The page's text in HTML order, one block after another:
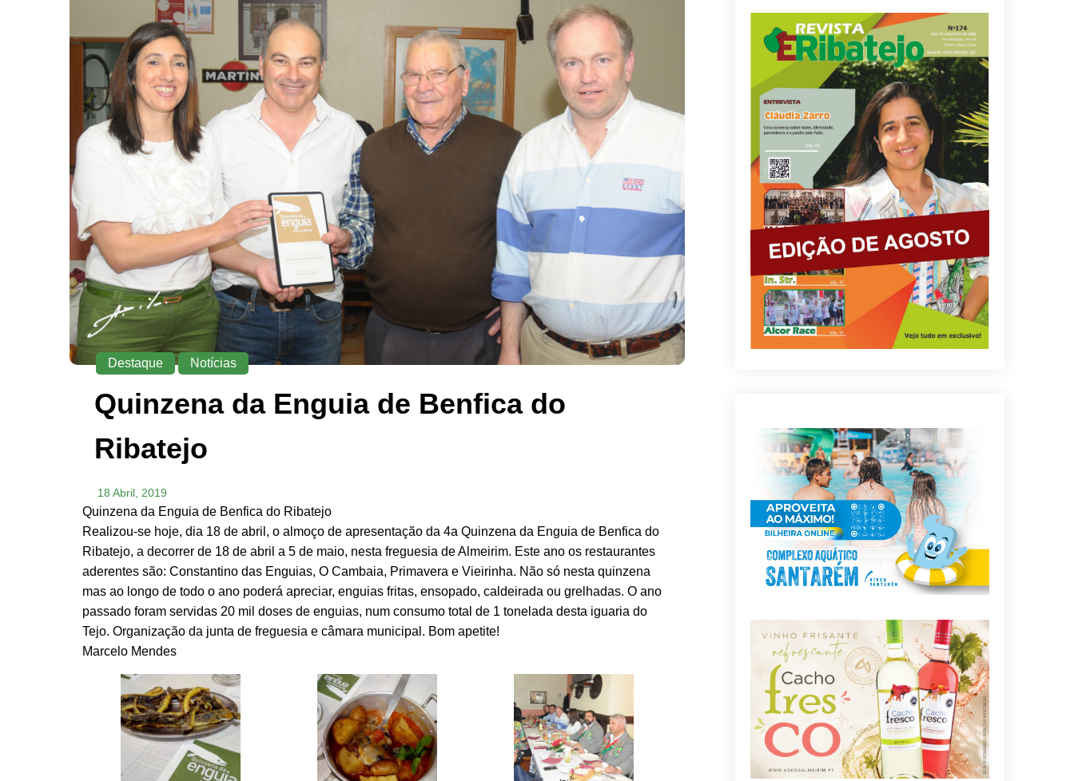
Destaque Notícias
Quinzena da Enguia de Benfica do
Ribatejo
18 Abril, 2019
Quinzena da Enguia de Benfica do Ribatejo
Realizou-se hoje, dia 18 de abril, o almoço de apresentação da 4a Quinzena da Enguia de Benfica do
Ribatejo, a decorrer de 18 de abril a 5 de maio, nesta freguesia de Almeirim. Este ano os restaurantes
aderentes são: Constantino das Enguias, O Cambaia, Primavera e Vieirinha. Não só nesta quinzena
mas ao longo de todo o ano poderá apreciar, enguias fritas, ensopado, caldeirada ou grelhadas. O ano
passado foram servidas 20 mil doses de enguias, num consumo total de 1 tonelada desta iguaria do
Tejo. Organização da junta de freguesia e câmara municipal. Bom apetite!
Marcelo Mendes